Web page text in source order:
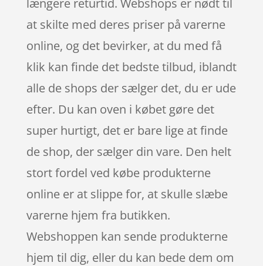
at skilte med deres priser på varerne
online, og det bevirker, at du med få
klik kan finde det bedste tilbud, iblandt
alle de shops der sælger det, du er ude
efter. Du kan oven i købet gøre det
super hurtigt, det er bare lige at finde
de shop, der sælger din vare. Den helt
stort fordel ved købe produkterne
online er at slippe for, at skulle slæbe
varerne hjem fra butikken.
Webshoppen kan sende produkterne
hjem til dig, eller du kan bede dem om